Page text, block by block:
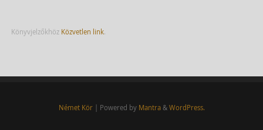
Könyvjelzőkhöz Közvetlen link.
Német Kör| Powered by Mantra& WordPress.